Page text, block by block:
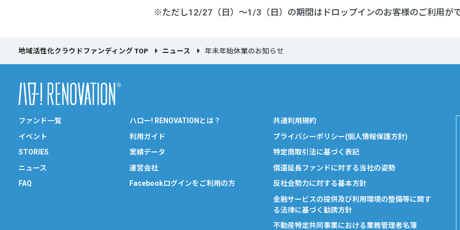
※ただし12/27（日）～1/3（日）の期間はドロップインのお客様のご利用が
地域活性化クラウドファンディング TOP ニュース 年末年始休業のお知らせ
ファンド一覧
イベント
STORIES
ニュース
FAQ
ハロー! RENOVATIONとは？
利用ガイド
実績データ
運営会社
Facebookログインをご利用の方
共通利用規約
プライバシーポリシー(個人情報保護方針)
特定商取引法に基づく表記
償還延長ファンドに対する当社の姿勢
反社会勢力に対する基本方針
金融サービスの提供及び利用環境の整備等に関す
る法律に基づく勧誘方針
不動産特定共同事業における業務管理者名簿